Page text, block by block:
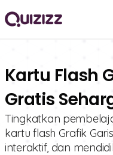
Kartu Flash
Gratis
Tingkatkan
kartu flash Grafik
interaktif, dan